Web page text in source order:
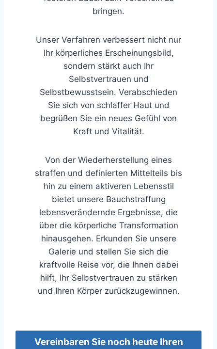
bringen.
Unser Verfahren verbessert nicht nur
Ihr körperliches Erscheinungsbild,
sondern stärkt auch Ihr
Selbstvertrauen und
Selbstbewusstsein. Verabschieden
Sie sich von schlaffer Haut und
begrüßen Sie ein neues Gefühl von
Kraft und Vitalität.
Von der Wiederherstellung eines
straffen und definierten Mittelteils bis
hin zu einem aktiveren Lebensstil
bietet unsere Bauchstraffung
lebensverändernde Ergebnisse, die
über die körperliche Transformation
hinausgehen. Erkunden Sie unsere
Galerie und stellen Sie sich die
kraftvolle Reise vor, die Ihnen dabei
hilft, Ihr Selbstvertrauen zu stärken
und Ihren Körper zurückzugewinnen.
Vereinbaren Sie noch heute Ihren